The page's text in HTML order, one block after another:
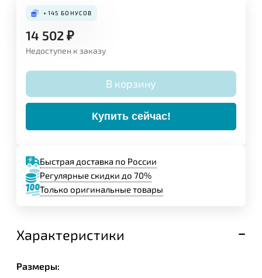
+145 БОНУСОВ
14 502₽
Недоступен к заказу
В корзину
Купить сейчас!
Быстрая доставка по России
Регулярные скидки до 70%
Только оригинальные товары
Характеристики
Размеры: